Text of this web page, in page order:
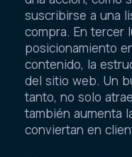
suscribirse a una
compra. En tercer
posicionamiento
contenido, la
del sitio web. Un
tanto, no solo
también aumenta
conviertan en